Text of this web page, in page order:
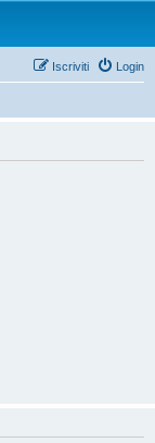
Login
Iscriviti